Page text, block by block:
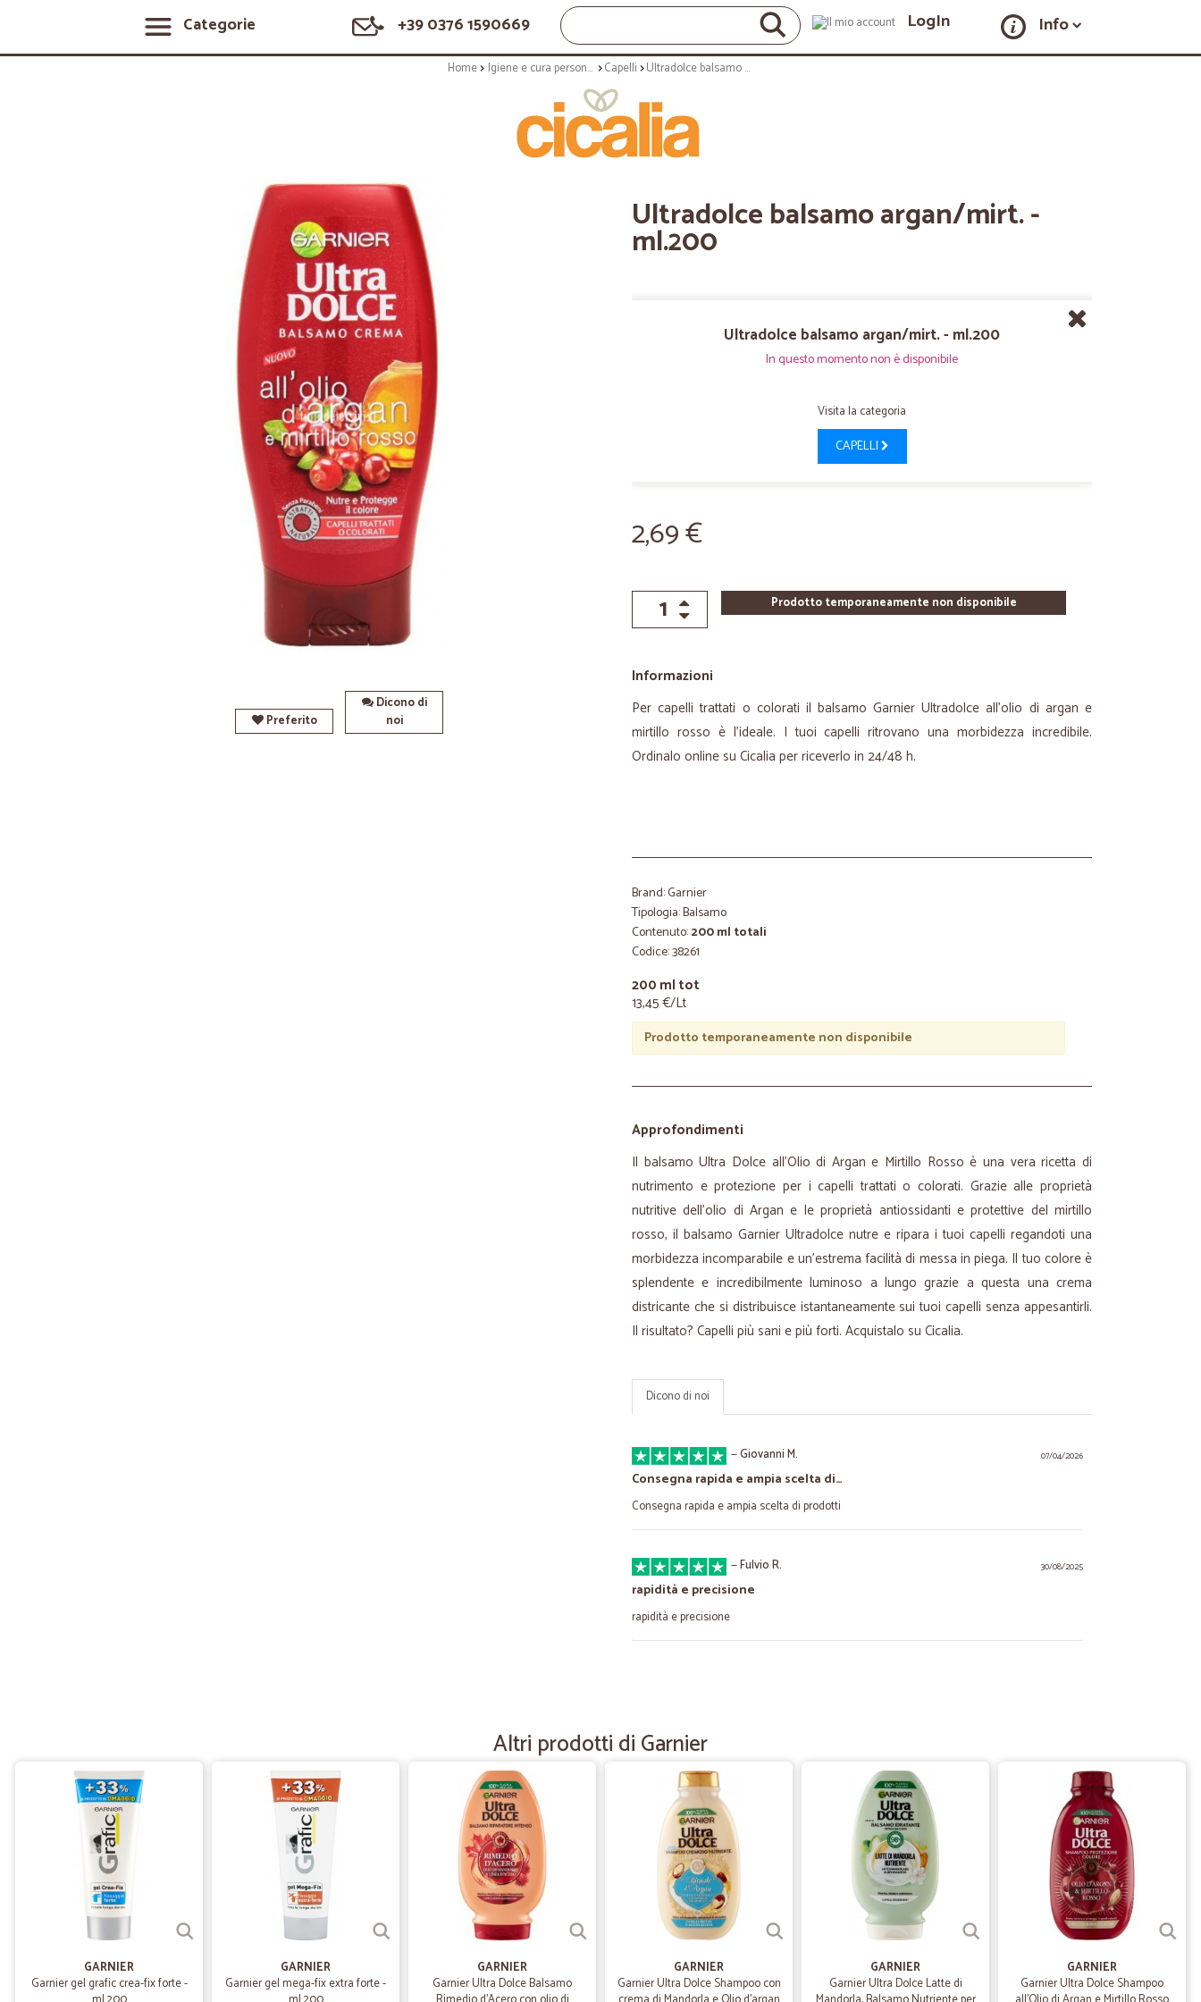
Categorie +39 0376 1590669 LogIn Info
Home Igiene e cura personale Capelli Ultradolce balsamo argan/mirt. - ml.200
Preferito
Dicono di
noi
Ultradolce balsamo argan/mirt. -
ml.200
Ultradolce balsamo argan/mirt. - ml.200
In questo momento non è disponibile
Visita la categoria
CAPELLI
2,69 €
Prodotto temporaneamente non disponibile
Informazioni
Per capelli trattati o colorati il balsamo Garnier Ultradolce all'olio di argan e
mirtillo rosso è l'ideale. I tuoi capelli ritrovano una morbidezza incredibile.
Ordinalo online su Cicalia per riceverlo in 24/48 h.
Brand: Garnier
Tipologia: Balsamo
Contenuto:200 ml totali
Codice: 38261
200 ml tot
13,45 €/Lt
Prodotto temporaneamente non disponibile
Approfondimenti
Il balsamo Ultra Dolce all’Olio di Argan e Mirtillo Rosso è una vera ricetta di
nutrimento e protezione per i capelli trattati o colorati. Grazie alle proprietà
nutritive dell’olio di Argan e le proprietà antiossidanti e protettive del mirtillo
rosso, il balsamo Garnier Ultradolce nutre e ripara i tuoi capelli regandoti una
morbidezza incomparabile e un’estrema facilità di messa in piega. Il tuo colore è
splendente e incredibilmente luminoso a lungo grazie a questa una crema
districante che si distribuisce istantaneamente sui tuoi capelli senza appesantirli.
Il risultato? Capelli più sani e più forti. Acquistalo su Cicalia.
Dicono di noi
07/04/2026
—Giovanni M.
Consegna rapida e ampia scelta di…
Consegna rapida e ampia scelta di prodotti
30/08/2025
—Fulvio R.
rapidità e precisione
rapidità e precisione
spedizione sia un po alto. Per il resto sono super soddisfatto.
17/01/2024
CONSEGNA OK
CONSEGNA OK
23/10/2020
—
Servizio preciso e veloce
Servizio preciso e veloce
Altri prodotti di Garnier
GARNIER
Garnier gel grafic crea-fix forte -
GARNIER
Garnier gel mega-fix extra forte -
GARNIER
Garnier Ultra Dolce Balsamo
GARNIER
Garnier Ultra Dolce Shampoo con
GARNIER
Garnier Ultra Dolce Latte di
GARNIER
Garnier Ultra Dolce Shampoo